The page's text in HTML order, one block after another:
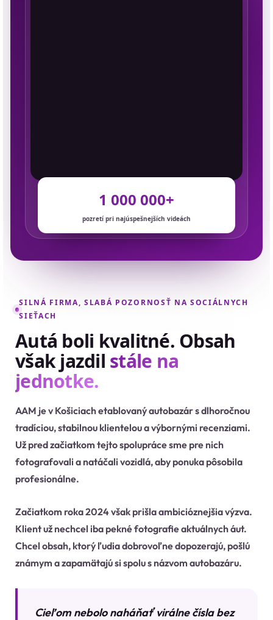
1 000 000+
pozretí pri najúspešnejších videách
SILNÁ FIRMA, SLABÁ POZORNOSŤ NA SOCIÁLNYCH
SIEŤACH
Autá boli kvalitné. Obsah
však jazdil stále na
jednotke.
AAM je v Košiciach etablovaný autobazár s dlhoročnou
tradíciou, stabilnou klientelou a výbornými recenziami.
Už pred začiatkom tejto spolupráce sme pre nich
fotografovali a natáčali vozidlá, aby ponuka pôsobila
profesionálne.
Začiatkom roka 2024 však prišla ambicióznejšia výzva.
Klient už nechcel iba pekné fotografie aktuálnych áut.
Chcel obsah, ktorý ľudia dobrovoľne dopozerajú, pošlú
známym a zapamätajú si spolu s názvom autobazáru.
Cieľom nebolo naháňať virálne čísla bez